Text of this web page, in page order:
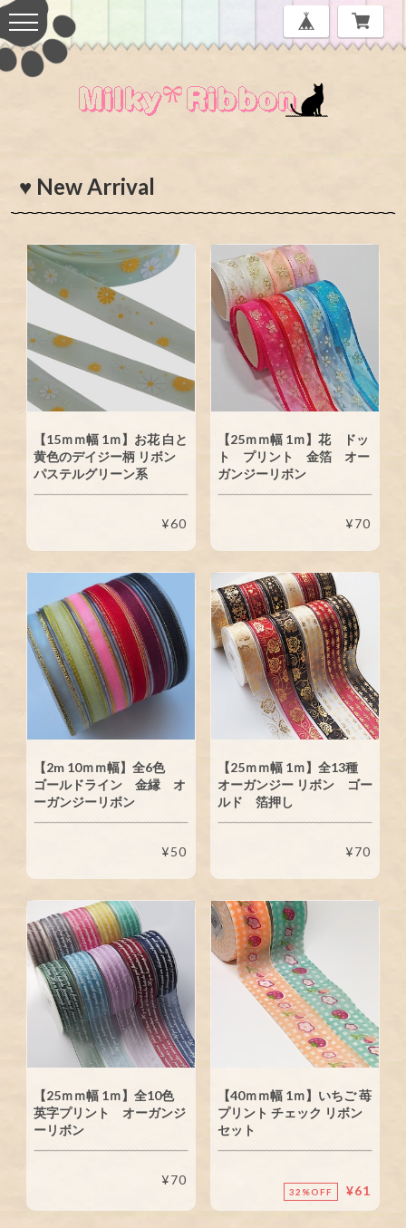
♥ New Arrival
【15ｍｍ幅 1ｍ】お花 白と
黄色のデイジー柄 リボン
パステルグリーン系
¥60
【25ｍｍ幅 1ｍ】花 ドッ
ト プリント 金箔 オー
ガンジーリボン
¥70
【2m 10ｍｍ幅】全6色
ゴールドライン 金縁 オ
ーガンジーリボン
¥50
【25ｍｍ幅 1ｍ】全13種
オーガンジー リボン ゴー
ルド 箔押し
¥70
【25ｍｍ幅 1ｍ】全10色
英字プリント オーガンジ
ーリボン
¥70
【40ｍｍ幅 1ｍ】いちご 苺
プリント チェック リボン
セット
32%OFF ¥61